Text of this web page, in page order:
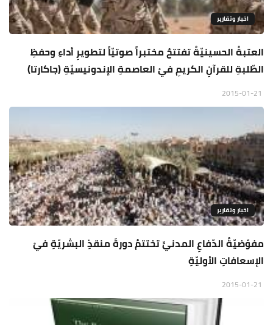
اخبار وتقارير
العتبةُ الحسينيّةُ تفتتحُ مختبراً صوتيّاً لتطويرِ أداءِ وحفظِ
الطّلبةِ للقرآنِ الكريمِ فيْ العاصمةِ الإندونيسيّةِ (جاكارتا)
اخبار وتقارير
مفوّضيّةُ الدّفاعِ المدنيِّ تختتمُ دورةَ منقذِ البشريّةِ فيْ
الإسعافاتِ الأوليّةِ